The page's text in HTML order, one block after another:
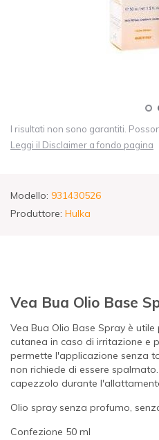
I risultati non sono garantiti.
Leggi il Disclaimer a fondo pagina
Modello: 931430526
Produttore: Hulka
Vea Bua Olio Base
Vea Bua Olio Base Spray è
cutanea in caso di irritazione e
permette l'applicazione senza
non richiede di essere
capezzolo durante
Olio spray senza profumo,
Confezione 50 ml